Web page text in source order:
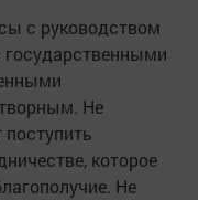
с руководством
государственными
Не
которое
Не